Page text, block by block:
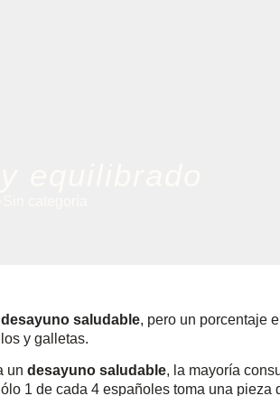
desayuno saludable, pero un porcentaje
y galletas.
un desayuno saludable, la mayoría
1 de cada 4 españoles toma una pieza